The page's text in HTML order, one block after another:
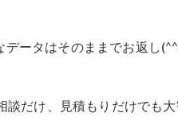
データはそのままでお返し
談だけ、見積もりだけでも